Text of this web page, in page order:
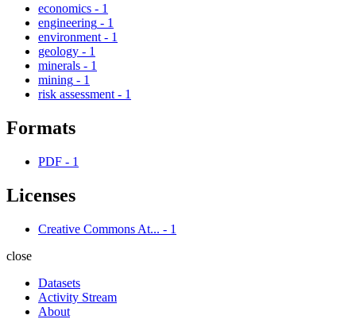
economics - 1
engineering - 1
environment - 1
geology - 1
minerals - 1
mining - 1
risk assessment - 1
Formats
PDF - 1
Licenses
Creative Commons At... - 1
close
Datasets
Activity Stream
About